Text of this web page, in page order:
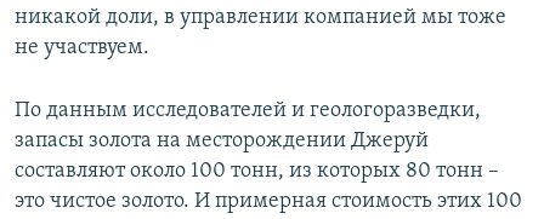
никакой доли, в управлении компанией мы тоже
не участвуем.
По данным исследователей и геологоразведки,
запасы золота на месторождении Джеруй
составляют около 100 тонн, из которых 80 тонн –
это чистое золото. И примерная стоимость этих 100